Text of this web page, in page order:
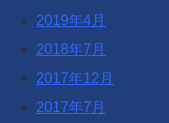
2019年4月
2018年7月
2017年12月
2017年7月